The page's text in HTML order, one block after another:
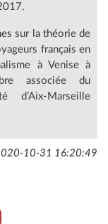
sur la théorie de
français en
à Venise à
associée du
d’Aix-Marseille
10-31 16:20:49